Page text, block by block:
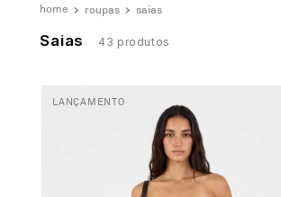
roupas saias
Saias 43 produtos
LANÇAMENTO